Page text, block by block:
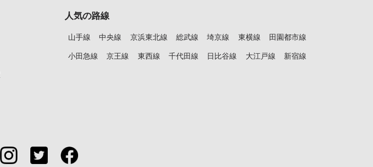
人気の路線
山手線 中央線 京浜東北線 総武線 埼京線 東横線
田園都市線
小田急線
京王線 東西線 千代田線 日比谷線 大江戸線 新宿線